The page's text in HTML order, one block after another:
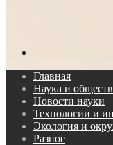
Главная
Наука и
Новости науки
Технологии и
Экология и
Разное